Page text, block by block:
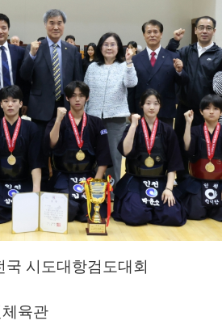
시도대항검도대회
육관